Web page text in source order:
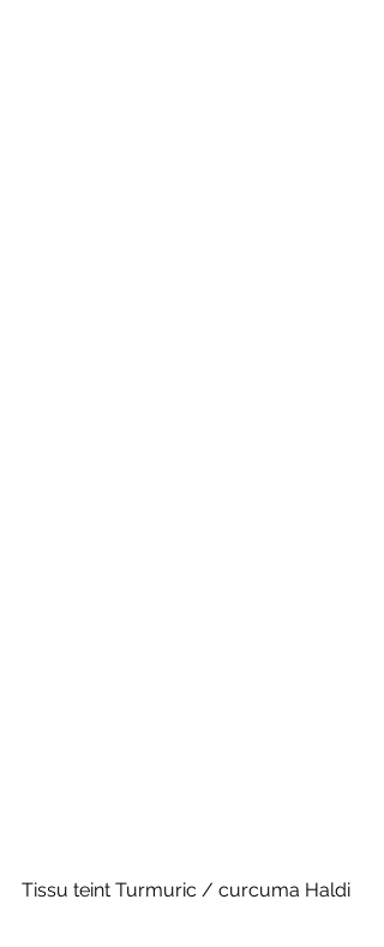
Tissu teint Turmuric / curcuma Haldi